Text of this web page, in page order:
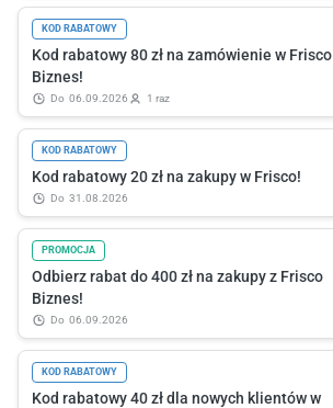
KOD RABATOWY
Kod rabatowy 80 zł na zamówienie w Frisco
Biznes!
do 06.09.2026 1 raz
KOD RABATOWY
Kod rabatowy 20 zł na zakupy w Frisco!
do 31.08.2026
PROMOCJA
Odbierz rabat do 400 zł na zakupy z Frisco
Biznes!
do 06.09.2026
KOD RABATOWY
Kod rabatowy 40 zł dla nowych klientów w